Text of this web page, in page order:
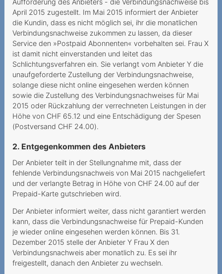
Aufforderung des Anbieters - die Verbindungsnachweise bis
April 2015 zugestellt. Im Mai 2015 informiert der Anbieter
die Kundin, dass es nicht möglich sei, ihr die monatlichen
Verbindungsnachweise zukommen zu lassen, da dieser
Service den »Postpaid Abonnenten« vorbehalten sei. Frau X
ist damit nicht einverstanden und leitet das
Schlichtungsverfahren ein. Sie verlangt vom Anbieter Y die
unaufgeforderte Zustellung der Verbindungsnachweise,
solange diese nicht online eingesehen werden können
sowie die Zustellung des Verbindungsnachweises für Mai
2015 oder Rückzahlung der verrechneten Leistungen in der
Höhe von CHF 65.12 und eine Entschädigung der Spesen
(Postversand CHF 24.00).
2. Entgegenkommen des Anbieters
Der Anbieter teilt in der Stellungnahme mit, dass der
fehlende Verbindungsnachweis von Mai 2015 nachgeliefert
und der verlangte Betrag in Höhe von CHF 24.00 auf der
Prepaid-Karte gutschrieben wird.
Der Anbieter informiert weiter, dass nicht garantiert werden
kann, dass die Verbindungsnachweise für Prepaid-Kunden
je wieder online eingesehen werden können. Bis 31.
Dezember 2015 stelle der Anbieter Y Frau X den
Verbindungsnachweis aber monatlich zu. Es sei ihr
freigestellt, danach den Anbieter zu wechseln.
Roaming in Grenzgebieten
Dauerauftrag mit falscher
Referenznummer
2021
Irreführende
Abonnementsangaben und
wesentlicher Irrtum
Unbekannte Rufnummer im
Guthabens infolge
Nichtgebrauchs
Urteilsunfähigkeit infolge
psychischer Erkrankung
Sperrung im Ausland trotz
Notfalls
Verantwortung des
Mehrwertdienstanbieters